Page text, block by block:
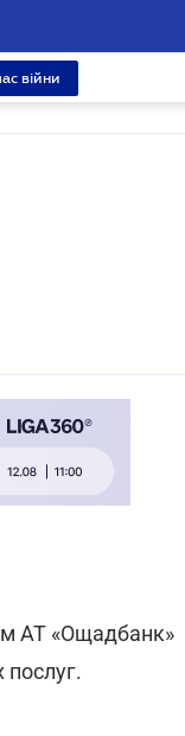
війни
АТ «Ощадбанк»
послуг.